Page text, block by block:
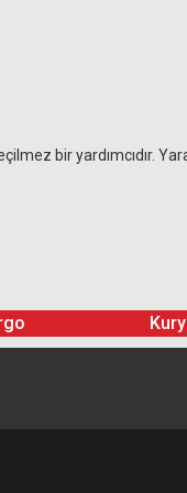
bir yardımcıdır.